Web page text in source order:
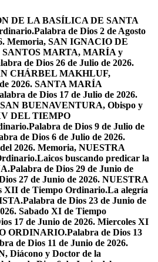
DE LA BASÍLICA DE SANTA
Palabra de Dios 2 de Agosto
Memoria, SAN IGNACIO DE
SANTOS MARTA, MARÍA y
de Dios 26 de Julio de 2026.
CHÁRBEL MAKHLUF,
2026. SANTA MARÍA
de Dios 17 de Julio de 2026.
SAN BUENAVENTURA, Obispo y
DEL TIEMPO
Palabra de Dios 9 de Julio de
de Dios 6 de Julio de 2026.
2026. Memoria, NUESTRA
Laicos buscando predicar la
Palabra de Dios 29 de Junio de
27 de Junio de 2026. NUESTRA
XII de Tiempo Ordinario.La alegría
Palabra de Dios 23 de Junio de
Sabado XI de Tiempo
17 de Junio de 2026. Miercoles XI
ORDINARIO.Palabra de Dios 13
de Dios 11 de Junio de 2026.
Diácono y Doctor de la